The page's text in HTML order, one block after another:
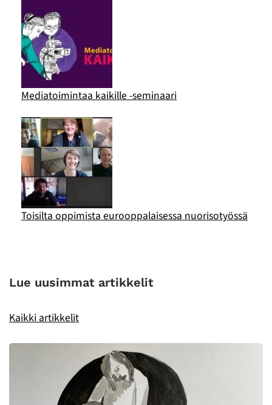
Mediatoimintaa kaikille -seminaari
Toisilta oppimista eurooppalaisessa nuorisotyössä
Lue uusimmat artikkelit
Kaikki artikkelit